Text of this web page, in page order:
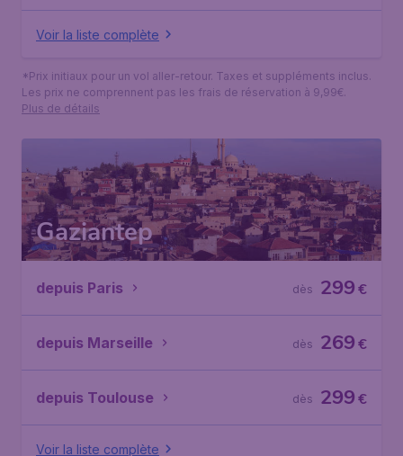
Voir la liste complète
*Prix initiaux pour un vol aller-retour. Taxes et suppléments inclus.
Les prix ne comprennent pas les frais de réservation à 9,99€.
Plus de détails
Gaziantep
depuis Paris €
299
dès
depuis Marseille €
269
dès
depuis Toulouse €
299
dès
Voir la liste complète